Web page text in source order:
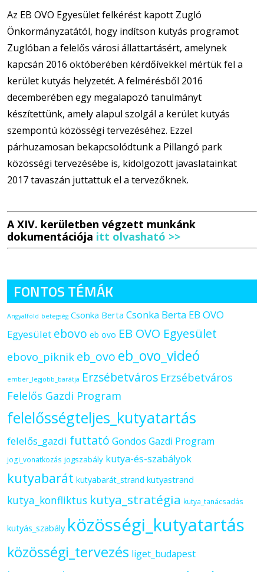
Az EB OVO Egyesület felkérést kapott Zugló
Önkormányzatától, hogy indítson kutyás programot
Zuglóban a felelős városi állattartásért, amelynek
kapcsán 2016 októberében kérdőívekkel mértük fel a
kerület kutyás helyzetét. A felmérésből 2016
decemberében egy megalapozó tanulmányt
készítettünk, amely alapul szolgál a kerület kutyás
szempontú közösségi tervezéséhez. Ezzel
párhuzamosan bekapcsolódtunk a Pillangó park
közösségi tervezésébe is, kidolgozott javaslatainkat
2017 tavaszán juttattuk el a tervezőknek.
A XIV. kerületben végzett munkánk
dokumentációja itt olvasható >>
FONTOS TÉMÁK
Angyalföld betegség Csonka Berta Csonka Berta EB OVO
Egyesület ebovo eb ovo EB OVO Egyesület
ebovo_piknik eb_ovo eb_ovo_videó
ember_legjobb_barátja Erzsébetváros Erzsébetváros
Felelős Gazdi Program
felelősségteljes_kutyatartás
felelős_gazdi futtató Gondos Gazdi Program
jogi_vonatkozás jogszabály kutya-és-szabályok
kutyabarát kutyabarát_strand kutyastrand
kutya_konfliktus kutya_stratégia kutya_tanácsadás
kutyás_szabály közösségi_kutyatartás
közösségi_tervezés liget_budapest